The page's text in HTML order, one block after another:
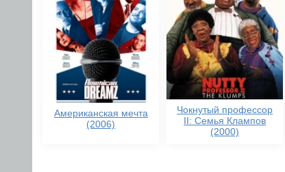
Американская мечта
(2006)
Чокнутый профессор
II: Семья Клампов
(2000)